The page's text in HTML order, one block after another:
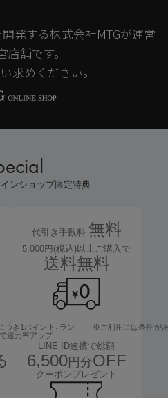
発する株式会社MTGが運営
店舗です。
求めください。
ンショップ限定特典
代引き手数料 無料
5,000円(税込)以上ご購入で
送料無料
つき1ポイント、 ラン
還元率アップ
LINE ID連携で総額
6,500円分OFF
クーポンプレゼント
※ご利用には条件が